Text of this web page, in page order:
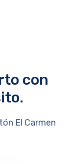
con
El Carmen